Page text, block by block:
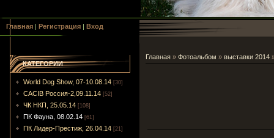
Главная | Регистрация | Вход
КАТЕГОРИИ
World Dog Show, 07-10.08.14 [30]
CACIB Россия-2,09.11.14 [52]
ЧК НКП, 25.05.14 [108]
ПК Фауна, 08.02.14 [61]
ПК Лидер-Престиж, 26.04.14 [21]
Главная » Фотоальбом » выставки 2014